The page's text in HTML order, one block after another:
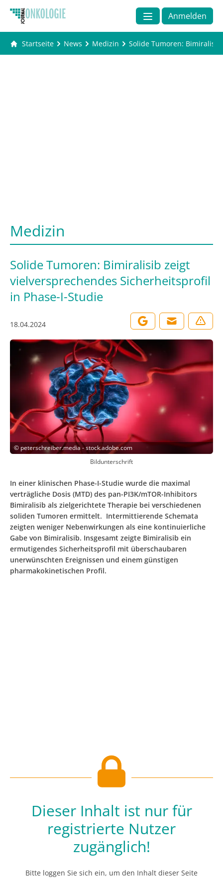
Anmelden
Startseite News Medizin Solide Tumoren:
Medizin
Solide Tumoren: Bimiralisib zeigt
vielversprechendes Sicherheitsprofil
in Phase-I-Studie
18.04.2024
© peterschreiber.media - stock.adobe.com
Bildunterschrift
In einer klinischen Phase-I-Studie wurde die maximal
verträgliche Dosis (MTD) des pan-PI3K/mTOR-Inhibitors
Bimiralisib als zielgerichtete Therapie bei verschiedenen
soliden Tumoren ermittelt. Intermittierende Schemata
zeigten weniger Nebenwirkungen als eine kontinuierliche
Gabe von Bimiralisib. Insgesamt zeigte Bimiralisib ein
ermutigendes Sicherheitsprofil mit überschaubaren
unerwünschten Ereignissen und einem günstigen
pharmakokinetischen Profil.
Dieser Inhalt ist nur für
registrierte Nutzer
zugänglich!
Bitte loggen Sie sich ein, um den Inhalt dieser Seite